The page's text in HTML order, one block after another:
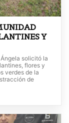
Y
solicitó la
flores y
verdes de la
de